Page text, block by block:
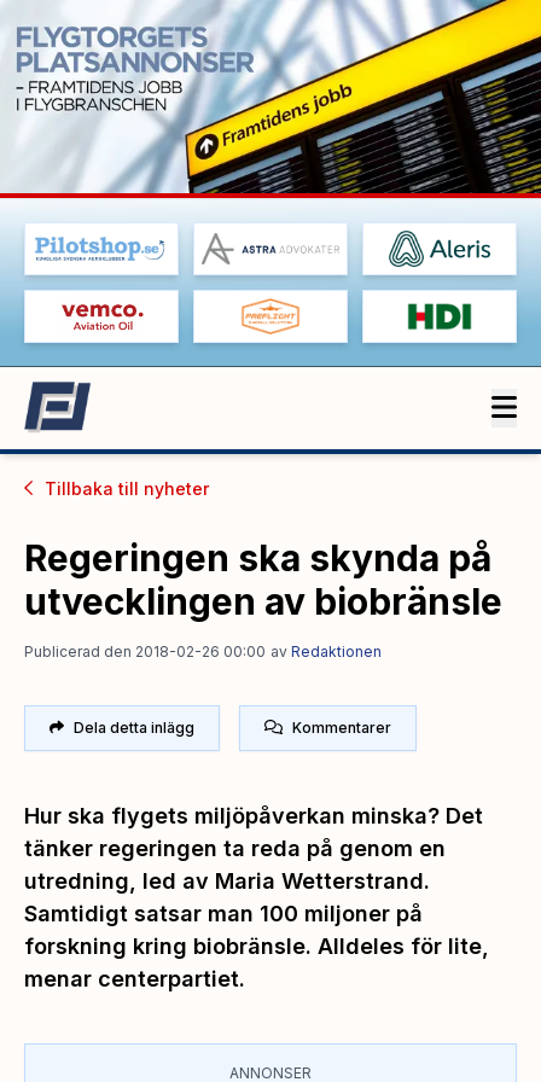
Tillbaka till nyheter
Regeringen ska skynda på
utvecklingen av biobränsle
Publicerad den 2018-02-26 00:00 av Redaktionen
Dela detta inlägg Kommentarer
Hur ska flygets miljöpåverkan minska? Det
tänker regeringen ta reda på genom en
utredning, led av Maria Wetterstrand.
Samtidigt satsar man 100 miljoner på
forskning kring biobränsle. Alldeles för lite,
menar centerpartiet.
ANNONSER